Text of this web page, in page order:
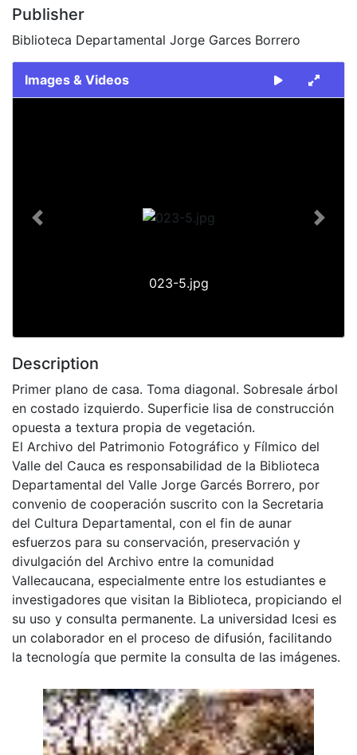
Publisher
Biblioteca Departamental Jorge Garces Borrero
Images & Videos
023-5.jpg
Previous Next
Description
Primer plano de casa. Toma diagonal. Sobresale árbol
en costado izquierdo. Superficie lisa de construcción
opuesta a textura propia de vegetación.
El Archivo del Patrimonio Fotográfico y Fílmico del
Valle del Cauca es responsabilidad de la Biblioteca
Departamental del Valle Jorge Garcés Borrero, por
convenio de cooperación suscrito con la Secretaria
del Cultura Departamental, con el fin de aunar
esfuerzos para su conservación, preservación y
divulgación del Archivo entre la comunidad
Vallecaucana, especialmente entre los estudiantes e
investigadores que visitan la Biblioteca, propiciando el
su uso y consulta permanente. La universidad Icesi es
un colaborador en el proceso de difusión, facilitando
la tecnología que permite la consulta de las imágenes.